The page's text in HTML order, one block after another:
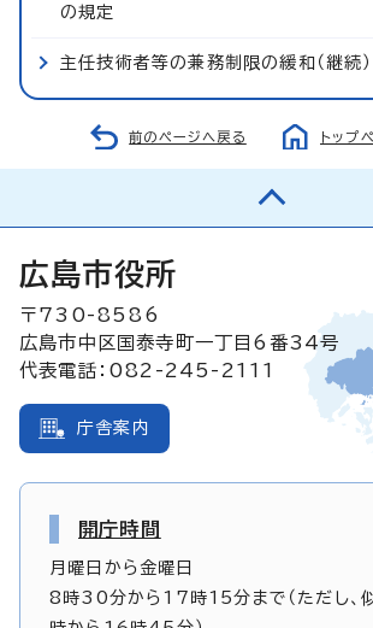
の規定
主任技術者等の兼務制限の緩和（継続）
前のページへ戻る トップ
広島市役所
〒730-8586
広島市中区国泰寺町一丁目6番34号
代表電話：082-245-2111
庁舎案内
開庁時間
月曜日から金曜日
8時30分から17時15分まで（ただし、